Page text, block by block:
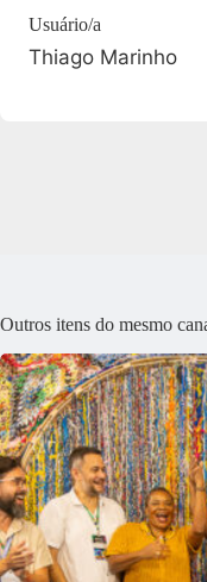
Usuário/a
Thiago Marinho
Outros itens do mesmo